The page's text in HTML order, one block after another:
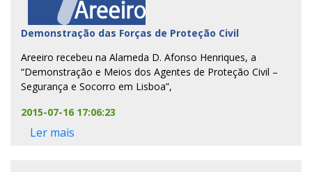
Demonstração das Forças de Proteção Civil
Areeiro recebeu na Alameda D. Afonso Henriques, a
“Demonstração e Meios dos Agentes de Proteção Civil –
Segurança e Socorro em Lisboa”,
2015-07-16 17:06:23
Ler mais